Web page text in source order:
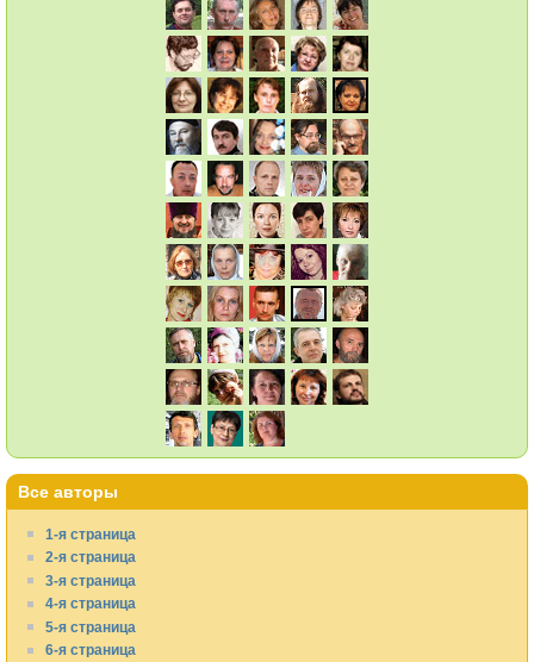
Все авторы
1-я страница
2-я страница
3-я страница
4-я страница
5-я страница
6-я страница